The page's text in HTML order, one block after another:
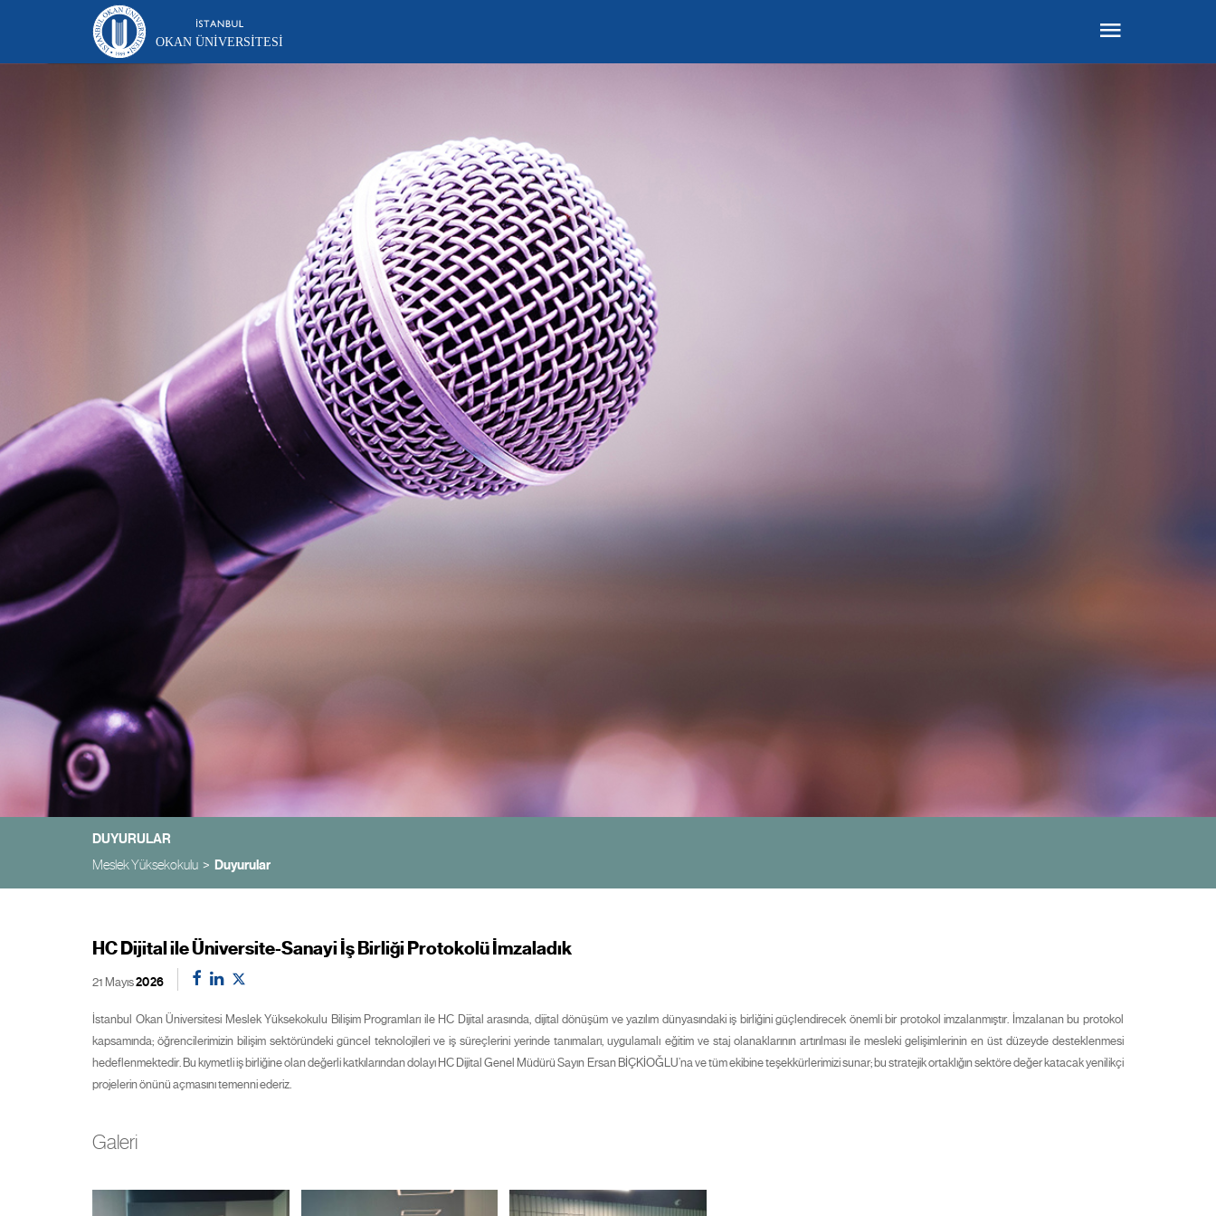
OKAN ÜNIVERSITESI
DUYURULAR
Meslek Yüksekokulu Duyurular
HC Dijital ile Üniversite-Sanayi İş Birliği Protokolü İmzaladık
21 Mayıs2026
İstanbul Okan Üniversitesi Meslek Yüksekokulu Bilişim Programları ile HC Dijital arasında, dijital dönüşüm ve yazılım dünyasındaki iş birliğini güçlendirecek önemli bir protokol imzalanmıştır. İmzalanan bu protokol
kapsamında; öğrencilerimizin bilişim sektöründeki güncel teknolojileri ve iş süreçlerini yerinde tanımaları, uygulamalı eğitim ve staj olanaklarının artırılması ile mesleki gelişimlerinin en üst düzeyde desteklenmesi
hedeflenmektedir. Bu kıymetli iş birliğine olan değerli katkılarından dolayı HC Dijital Genel Müdürü Sayın Ersan BİÇKİOĞLU’na ve tüm ekibine teşekkürlerimizi sunar; bu stratejik ortaklığın sektöre değer katacak yenilikçi
projelerin önünü açmasını temenni ederiz.
Galeri